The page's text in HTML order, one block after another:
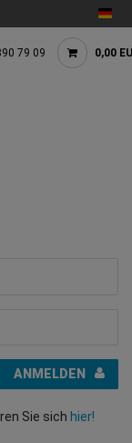
79 09 0,00
ANMELDEN
Sie sich hier!